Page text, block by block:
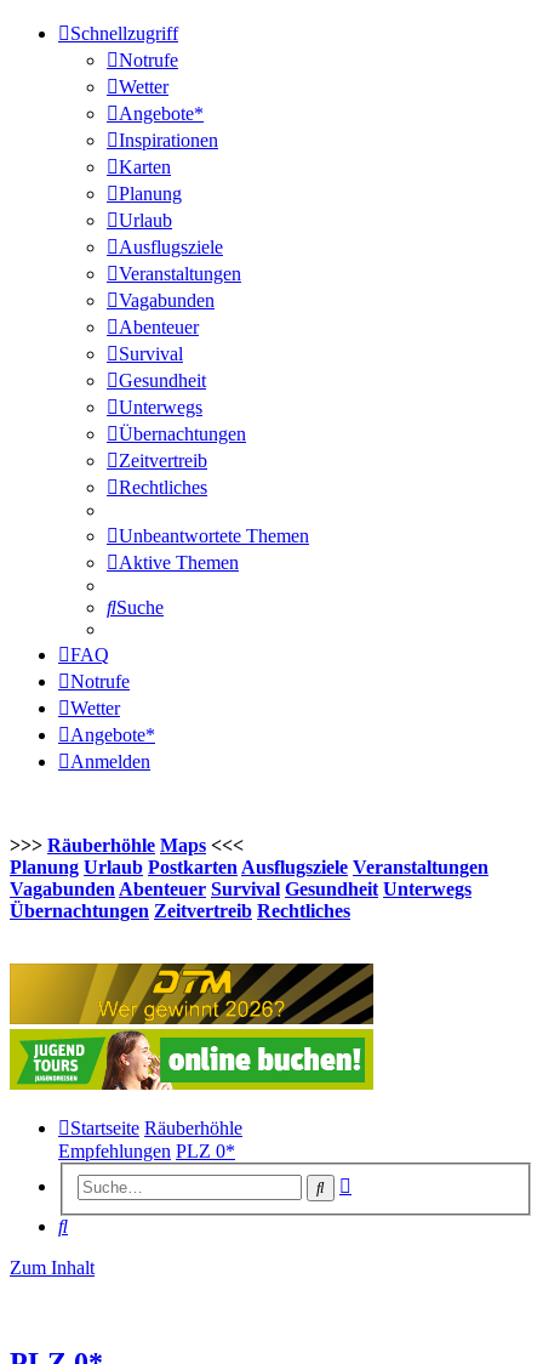
Schnellzugriff
Notrufe
Wetter
Angebote*
Inspirationen
Karten
Planung
Urlaub
Ausflugsziele
Veranstaltungen
Vagabunden
Abenteuer
Survival
Gesundheit
Unterwegs
Übernachtungen
Zeitvertreib
Rechtliches
Unbeantwortete Themen
Aktive Themen
Suche
FAQ
Notrufe
Wetter
Angebote*
Anmelden
>>> Räuberhöhle Maps <<<
Planung Urlaub Postkarten Ausflugsziele Veranstaltungen
Vagabunden Abenteuer Survival Gesundheit Unterwegs
Übernachtungen Zeitvertreib Rechtliches
Startseite Räuberhöhle
Empfehlungen PLZ 0*
Suche
Suche
Zum Inhalt